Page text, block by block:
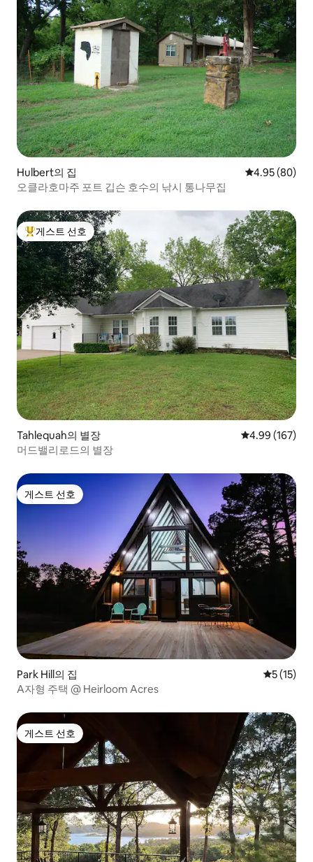
Hulbert의 집 평점 4.95점(5
4.95 (80)
오클라호마주 포트 깁슨 호수의 낚시 통나무집
상위 게스트 선호
게스트 선호
Tahlequah의 별장 평점 4.99점(5
4.99 (167)
머드밸리로드의 별장
게스트 선호
게스트 선호
Park Hill의 집 평점 5점
5 (15)
A자형 주택 @ Heirloom Acres
게스트 선호
게스트 선호